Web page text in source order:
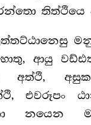
තිත්ථියෙ
ආයු
අත්ථි,
එවරූපං
නයෙන